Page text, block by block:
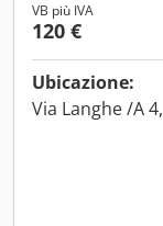
VB più IVA
120 €
Ubicazione:
Via Langhe /A